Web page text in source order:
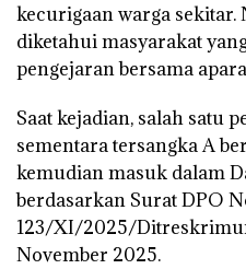
kecurigaan warga sekitar.
diketahui masyarakat
pengejaran bersama
Saat kejadian, salah satu
sementara tersangka A
kemudian masuk dalam
berdasarkan Surat DPO
123/XI/2025/
November 2025.